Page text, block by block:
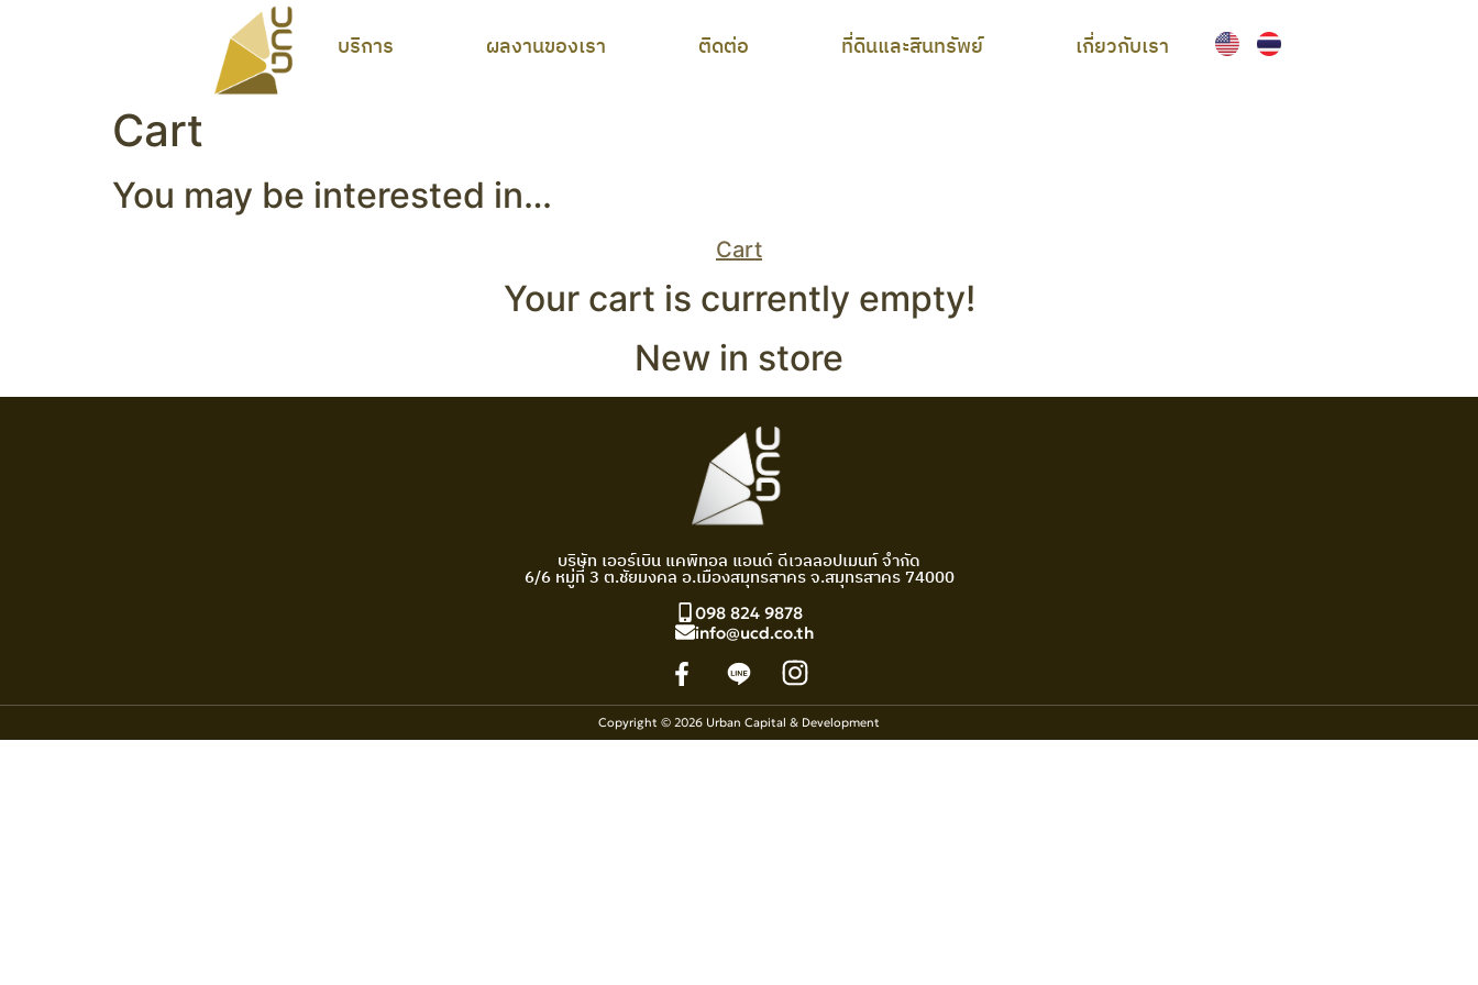
บริการ ผลงานของเรา ติดต่อ ที่ดินและสินทรัพย์ เกี่ยวกับเรา
Cart
You may be interested in…
Cart
Your cart is currently empty!
New in store
บริษัท เออร์เบิน แคพิทอล แอนด์ ดีเวลลอปเมนท์ จำกัด
6/6 หมู่ที่ 3 ต.ชัยมงคล อ.เมืองสมุทรสาคร จ.สมุทรสาคร 74000
098 824 9878
info@ucd.co.th
Copyright © 2026 Urban Capital & Development